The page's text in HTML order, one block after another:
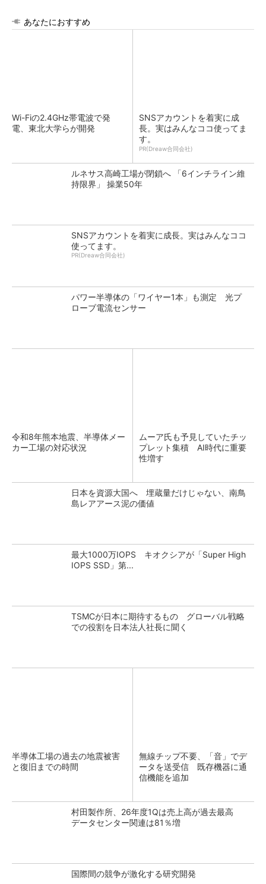
あなたにおすすめ
Wi-Fiの2.4GHz帯電波で発
電、東北大学らが開発
SNSアカウントを着実に成
長。実はみんなココ使ってま
す。
PR(Dreaw合同会社)
ルネサス高崎工場が閉鎖へ 「6インチライン維
持限界」 操業50年
SNSアカウントを着実に成長。実はみんなココ
使ってます。
PR(Dreaw合同会社)
パワー半導体の「ワイヤー1本」も測定 光プ
ローブ電流センサー
令和8年熊本地震、半導体メー
カー工場の対応状況
ムーア氏も予見していたチッ
プレット集積 AI時代に重要
性増す
日本を資源大国へ 埋蔵量だけじゃない、南鳥
島レアアース泥の価値
最大1000万IOPS キオクシアが「Super High
IOPS SSD」第...
TSMCが日本に期待するもの グローバル戦略
での役割を日本法人社長に聞く
半導体工場の過去の地震被害
と復旧までの時間
無線チップ不要、「音」でデ
ータを送受信 既存機器に通
信機能を追加
村田製作所、26年度1Qは売上高が過去最高
データセンター関連は81％増
国際間の競争が激化する研究開発